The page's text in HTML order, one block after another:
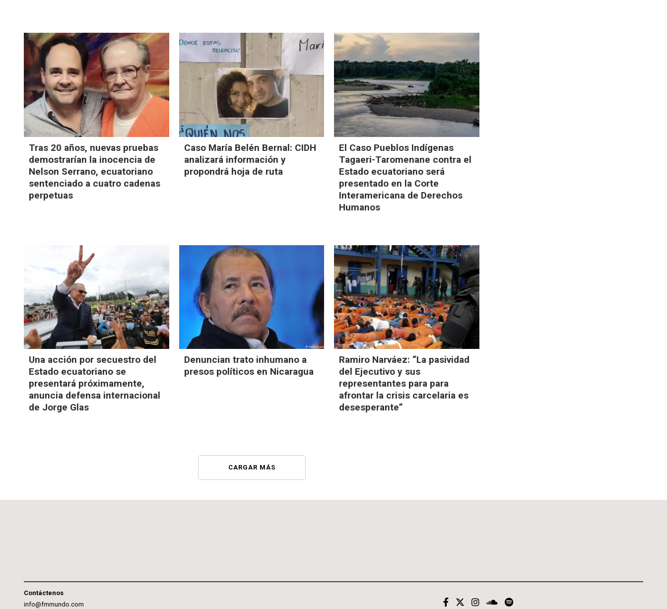
Tras 20 años, nuevas pruebas
demostrarían la inocencia de
Nelson Serrano, ecuatoriano
sentenciado a cuatro cadenas
perpetuas
Caso María Belén Bernal: CIDH
analizará información y
propondrá hoja de ruta
El Caso Pueblos Indígenas
Tagaeri-Taromenane contra el
Estado ecuatoriano será
presentado en la Corte
Interamericana de Derechos
Humanos
Una acción por secuestro del
Estado ecuatoriano se
presentará próximamente,
anuncia defensa internacional
de Jorge Glas
Denuncian trato inhumano a
presos políticos en Nicaragua
Ramiro Narváez: “La pasividad
del Ejecutivo y sus
representantes para para
afrontar la crisis carcelaria es
desesperante”
CARGAR MÁS
Contáctenos
info@fmmundo.com